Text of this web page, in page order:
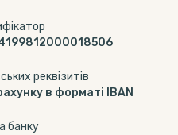
реквізитів
в форматі IBAN
банку